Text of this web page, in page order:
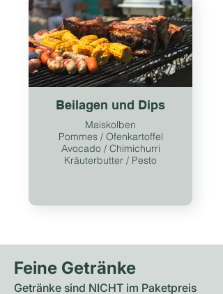
Beilagen und Dips
Maiskolben
Pommes / Ofenkartoffel
Avocado / Chimichurri
Kräuterbutter / Pesto
Feine Getränke
Getränke sind NICHT im Paketpreis